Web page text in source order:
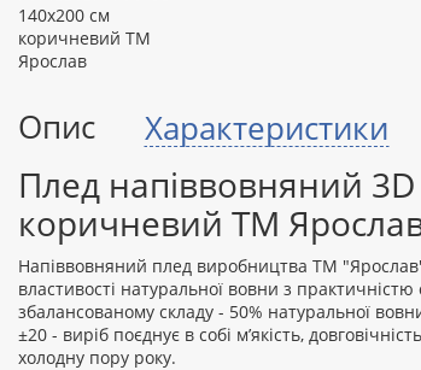
Опис Характеристики
Плед напіввовняний
коричневий ТМ
Напіввовняний плед виробництва ТМ "Ярослав"
властивості натуральної вовни з
збалансованому складу - 50% натуральної
±20 - виріб поєднує в собі м’якість,
холодну пору року.